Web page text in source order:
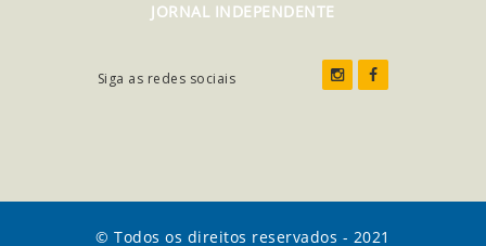
JORNAL INDEPENDENTE
Siga as redes sociais
© Todos os direitos reservados - 2021